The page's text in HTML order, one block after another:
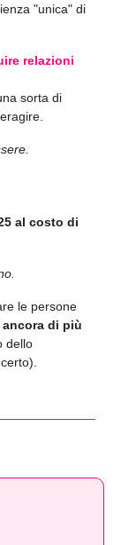
"unica" di
relazioni
sorta di
al costo di
le persone
di più
dello